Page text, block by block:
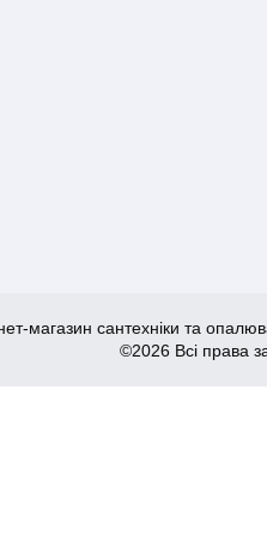
магазин сантехніки та
©2026 Всі права